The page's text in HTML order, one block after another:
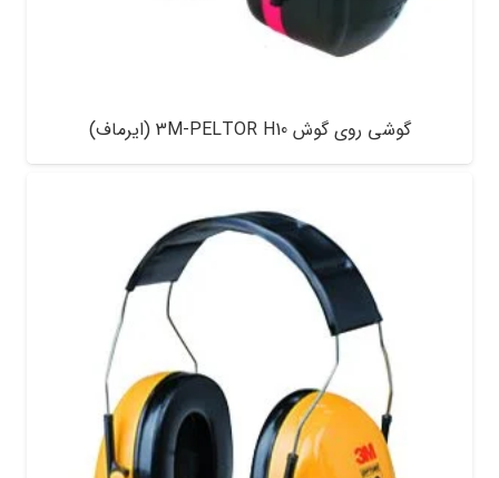
گوشی روی گوش 3M-PELTOR H10 (ایرماف)